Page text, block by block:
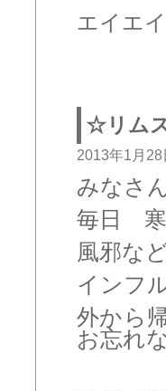
エイエ
☆リム
2013年1月28
みなさ
毎日 寒
風邪な
インフ
外から
お忘れ